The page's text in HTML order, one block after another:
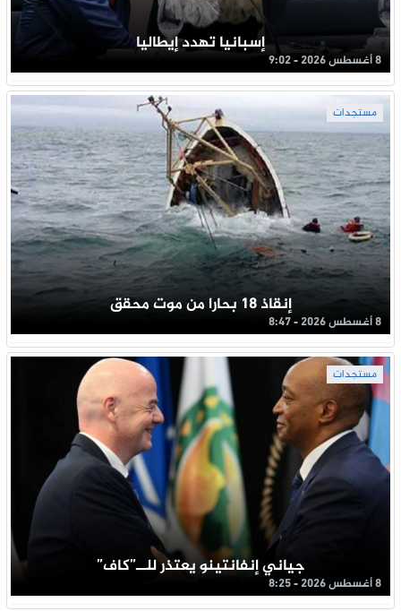
إسبانيا تهدد إيطاليا
8 أغسطس 2026 - 9:02
مستجدات
إنقاذ 18 بحارا من موت محقق
8 أغسطس 2026 - 8:47
مستجدات
جياني إنفانتينو يعتذر للــ”كاف”
8 أغسطس 2026 - 8:25